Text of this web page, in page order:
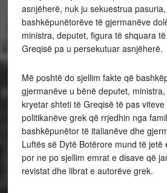
asnjëherë, nuk ju sekuestrua
bashkëpunëtorëve të gjermanëve
ministra, deputet, figura të shquara
Greqisë pa u persekutuar asnjëherë.
Më poshtë do sjellim fakte që
gjermanëve u bënë deputet,
kryetar shteti të Greqisë të pas
politikanëve grek që rrjedhin nga
bashkëpunëtor të italianëve dhe
Luftës së Dytë Botërore mund të jetë
por ne po sjellim emrat e disave që
revistat dhe librat e autorëve grek.